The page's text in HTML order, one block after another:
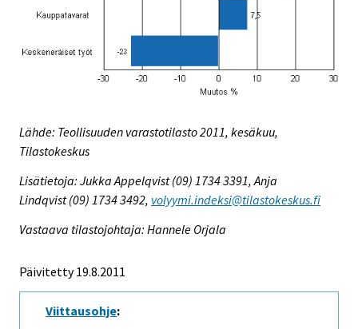
Lähde: Teollisuuden varastotilasto 2011, kesäkuu,
Tilastokeskus
Lisätietoja: Jukka Appelqvist (09) 1734 3391, Anja
Lindqvist (09) 1734 3492, volyymi.indeksi@tilastokeskus.fi
Vastaava tilastojohtaja: Hannele Orjala
Päivitetty 19.8.2011
Viittausohje: